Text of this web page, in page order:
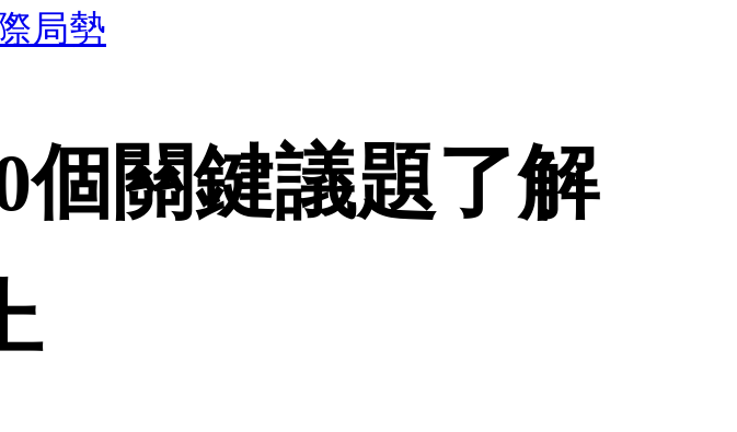
局勢
個關鍵議題了解